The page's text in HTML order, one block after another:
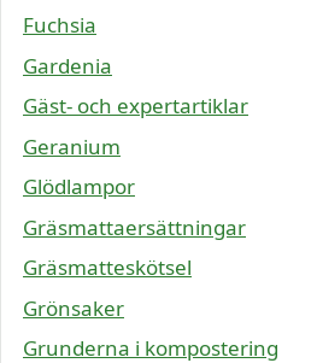
Fuchsia
Gardenia
Gäst- och expertartiklar
Geranium
Glödlampor
Gräsmattaersättningar
Gräsmatteskötsel
Grönsaker
Grunderna i kompostering